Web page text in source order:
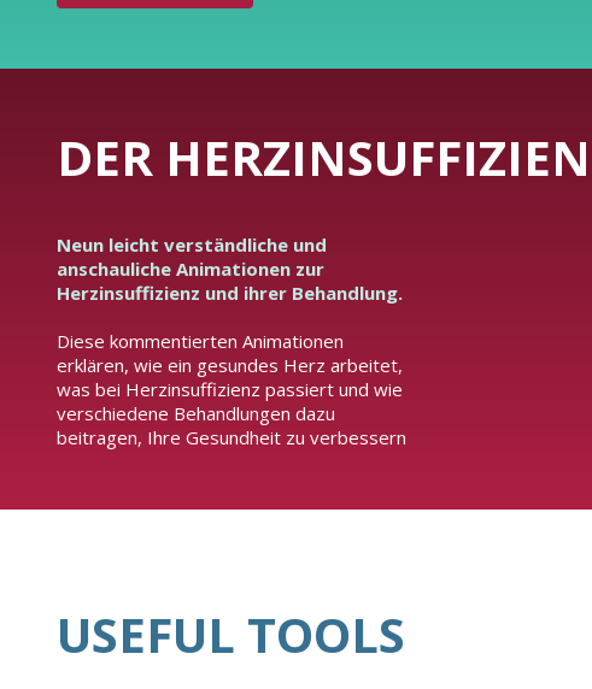
DER
Neun leicht verständliche und
anschauliche Animationen zur
Herzinsuffizienz und ihrer Behandlung.
Diese kommentierten Animationen
erklären, wie ein gesundes Herz arbeitet,
was bei Herzinsuffizienz passiert und wie
verschiedene Behandlungen dazu
beitragen, Ihre Gesundheit zu verbessern
USEFUL TOOLS